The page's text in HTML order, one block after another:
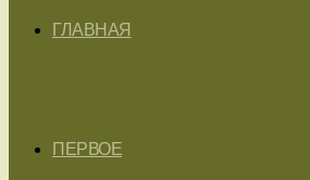
ГЛАВНАЯ
ПЕРВОЕ